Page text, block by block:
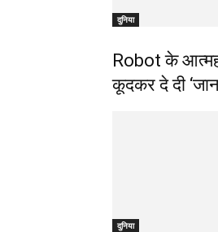
दुनिया
Robot के
कूदकर दे दी
दुनिया